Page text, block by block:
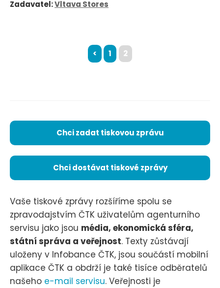
Zadavatel:Vltava Stores
< 1 2
Chci zadat tiskovou zprávu
Chci dostávat tiskové zprávy
Vaše tiskové zprávy rozšíříme spolu se
zpravodajstvím ČTK uživatelům agenturního
servisu jako jsou média, ekonomická sféra,
státní správa a veřejnost. Texty zůstávají
uloženy v Infobance ČTK, jsou součástí mobilní
aplikace ČTK a obdrží je také tisíce odběratelů
našeho e-mail servisu. Veřejnosti je